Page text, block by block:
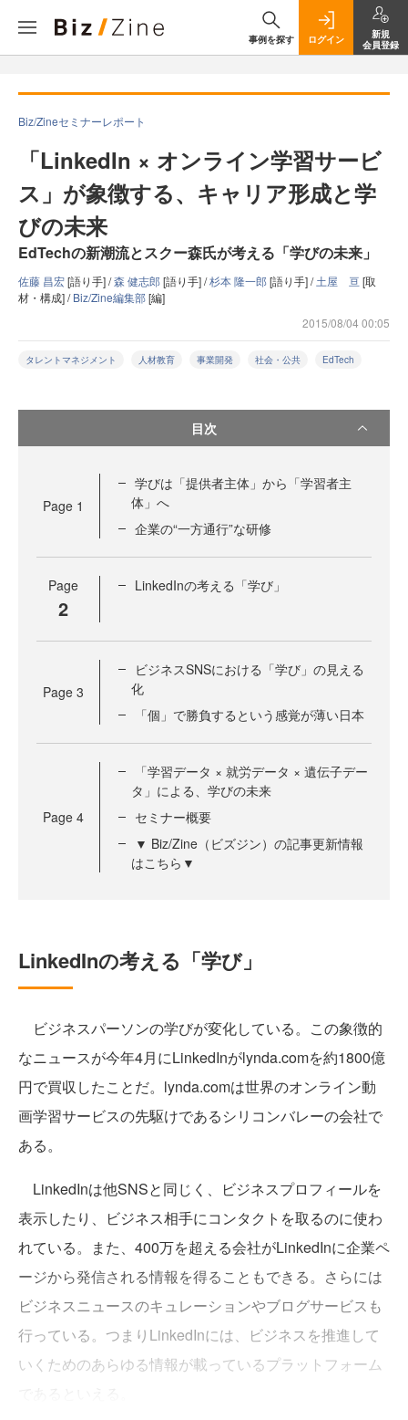
事例を探す ログイン
新規
会員登録
Biz/Zineセミナーレポート
「LinkedIn × オンライン学習サービ
ス」が象徴する、キャリア形成と学
びの未来
EdTechの新潮流とスクー森氏が考える「学びの未来」
佐藤 昌宏[語り手] /森 健志郎[語り手] /杉本 隆一郎[語り手] /土屋 亘 [取
材・構成] /Biz/Zine編集部[編]
2015/08/04 00:05
タレントマネジメント 人材教育 事業開発 社会・公共 EdTech
目次
Page 1
学びは「提供者主体」から「学習者主
体」へ
企業の“一方通行”な研修
Page
2
LinkedInの考える「学び」
Page 3
ビジネスSNSにおける「学び」の見える
化
「個」で勝負するという感覚が薄い日本
Page 4
「学習データ × 就労データ × 遺伝子デー
タ」による、学びの未来
セミナー概要
▼ Biz/Zine（ビズジン）の記事更新情報
はこちら▼
LinkedInの考える「学び」
ビジネスパーソンの学びが変化している。この象徴的
なニュースが今年4月にLinkedInがlynda.comを約1800億
円で買収したことだ。lynda.comは世界のオンライン動
画学習サービスの先駆けであるシリコンバレーの会社で
ある。
LinkedInは他SNSと同じく、ビジネスプロフィールを
表示したり、ビジネス相手にコンタクトを取るのに使わ
れている。また、400万を超える会社がLinkedInに企業ペ
ージから発信される情報を得ることもできる。さらには
ビジネスニュースのキュレーションやブログサービスも
行っている。つまりLinkedInには、ビジネスを推進して
いくためのあらゆる情報が載っているプラットフォーム